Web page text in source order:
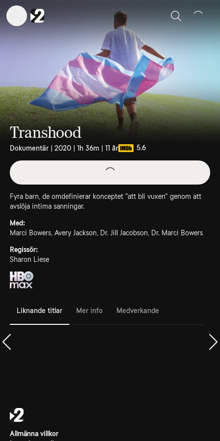
Sök
Transhood
Dokumentär | 2020 | 1h 36m | 11 år 5.6
Fyra barn, de omdefinierar konceptet ”att bli vuxen” genom att
avslöja intima sanningar.
Med:
Marci Bowers, Avery Jackson, Dr. Jill Jacobson, Dr. Marci Bowers
Regissör:
Sharon Liese
Liknande titlar Mer info Medverkande
Allmänna villkor